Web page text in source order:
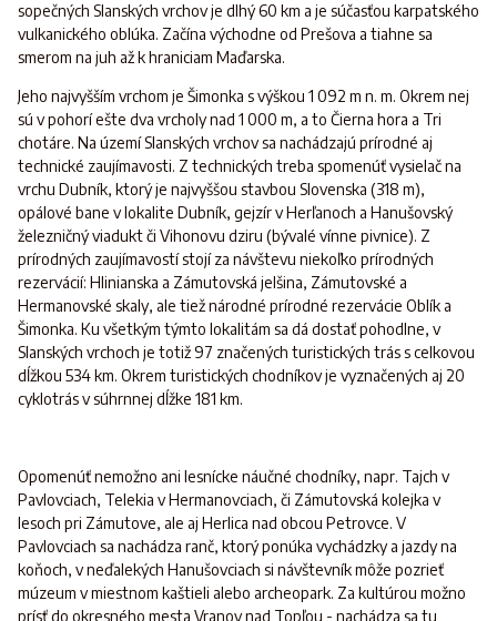
sopečných Slanských vrchov je dlhý 60 km a je súčasťou karpatského
vulkanického oblúka. Začína východne od Prešova a tiahne sa
smerom na juh až k hraniciam Maďarska.
Jeho najvyšším vrchom je Šimonka s výškou 1 092 m n. m. Okrem nej
sú v pohorí ešte dva vrcholy nad 1 000 m, a to Čierna hora a Tri
chotáre. Na území Slanských vrchov sa nachádzajú prírodné aj
technické zaujímavosti. Z technických treba spomenúť vysielač na
vrchu Dubník, ktorý je najvyššou stavbou Slovenska (318 m),
opálové bane v lokalite Dubník, gejzír v Herľanoch a Hanušovský
železničný viadukt či Vihonovu dziru (bývalé vínne pivnice). Z
prírodných zaujímavostí stojí za návštevu niekoľko prírodných
rezervácií: Hlinianska a Zámutovská jelšina, Zámutovské a
Hermanovské skaly, ale tiež národné prírodné rezervácie Oblík a
Šimonka. Ku všetkým týmto lokalitám sa dá dostať pohodlne, v
Slanských vrchoch je totiž 97 značených turistických trás s celkovou
dĺžkou 534 km. Okrem turistických chodníkov je vyznačených aj 20
cyklotrás v súhrnnej dĺžke 181 km.
Opomenúť nemožno ani lesnícke náučné chodníky, napr. Tajch v
Pavlovciach, Telekia v Hermanovciach, či Zámutovská kolejka v
lesoch pri Zámutove, ale aj Herlica nad obcou Petrovce. V
Pavlovciach sa nachádza ranč, ktorý ponúka vychádzky a jazdy na
koňoch, v neďalekých Hanušovciach si návštevník môže pozrieť
múzeum v miestnom kaštieli alebo archeopark. Za kultúrou možno
prísť do okresného mesta Vranov nad Topľou - nachádza sa tu